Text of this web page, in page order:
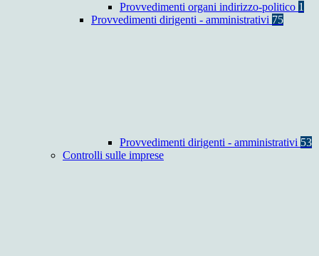
Provvedimenti organi indirizzo-politico 1
Provvedimenti dirigenti - amministrativi 75
Provvedimenti dirigenti - amministrativi 53
Controlli sulle imprese